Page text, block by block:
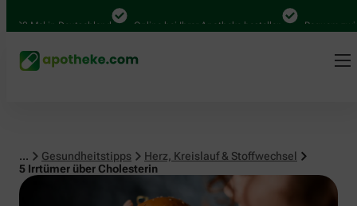
Mal in Deutschland Online bei Ihrer Apotheke bestellen Bequem
... Gesundheitstipps
Herz, Kreislauf & Stoffwechsel
5 Irrtümer über Cholesterin
Herz, Kreislauf & Stoffwechsel